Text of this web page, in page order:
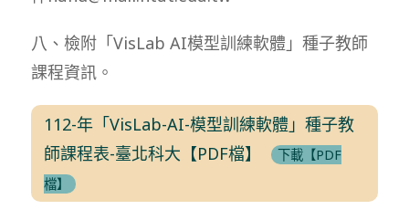
八、檢附「VisLab AI模型訓練軟體」種子教師
課程資訊。
112-年「VisLab-AI-模型訓練軟體」種子教
師課程表-臺北科大【PDF檔】
下載【PDF
檔】